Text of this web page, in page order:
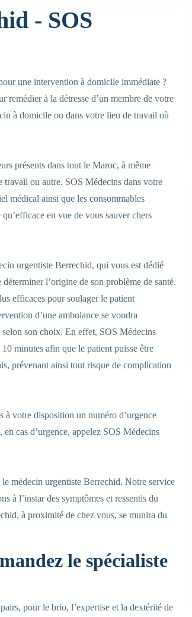
- SOS
une intervention à domicile immédiate ?
remédier à la détresse d’un membre de votre
à domicile ou dans votre lieu de travail où
présents dans tout le Maroc, à même
travail ou autre. SOS Médecins dans votre
médical ainsi que les consommables
en vue de vous sauver chers
urgentiste Berrechid, qui vous est dédié
l’origine de son problème de santé.
efficaces pour soulager le patient
d’une ambulance se voudra
son choix. En effet, SOS Médecins
minutes afin que le patient puisse être
prévenant ainsi tout risque de complication
votre disposition un numéro d’urgence
cas d’urgence, appelez SOS Médecins
médecin urgentiste Berrechid. Notre service
à l’instar des symptômes et ressentis du
à proximité de chez vous, se munira du
le spécialiste
pour le brio, l’expertise et la dextérité de